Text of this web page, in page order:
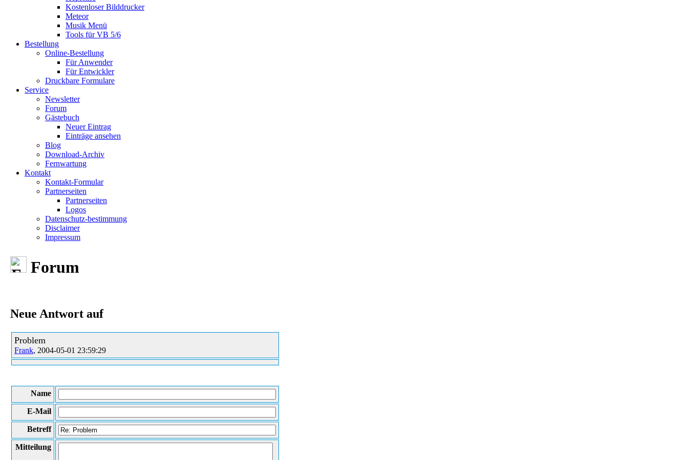
Kostenloser Bilddrucker
Meteor
Musik Menü
Tools für VB 5/6
Bestellung
Online-Bestellung
Für Anwender
Für Entwickler
Druckbare Formulare
Service
Newsletter
Forum
Gästebuch
Neuer Eintrag
Einträge ansehen
Blog
Download-Archiv
Fernwartung
Kontakt
Kontakt-Formular
Partnerseiten
Partnerseiten
Logos
Datenschutz-bestimmung
Disclaimer
Impressum
Forum
Neue Antwort auf
Problem
Frank, 2004-05-01 23:59:29
Name
E-Mail
Betreff
Mitteilung